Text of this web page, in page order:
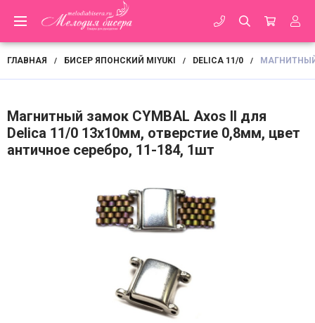
ГЛАВНАЯ / БИСЕР ЯПОНСКИЙ MIYUKI / DELICA 11/0 / МАГНИТНЫЙ
Магнитный замок CYMBAL Axos II для
Delica 11/0 13х10мм, отверстие 0,8мм, цвет
античное серебро, 11-184, 1шт